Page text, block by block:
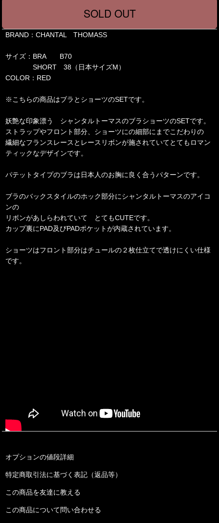
BRAND：CHANTAL THOMASS
サイズ：BRA B70
SHORT 38（日本サイズM）
COLOR：RED
※こちらの商品はブラとショーツのSETです。
妖艶な印象漂う シャンタルトーマスのブラショーツのSETです。
ストラップやフロント部分、ショーツにの細部にまでこだわりの
繊細なフランスレースとレースリボンが施されていてとてもロマン
ティックなデザインです。
パテットタイプのブラは日本人のお胸に良く合うパターンです。
ブラのバックスタイルのホック部分にシャンタルトーマスのアイコ
ンの
リボンがあしらわれていて とてもCUTEです。
カップ裏にPAD及びPADポケットが内蔵されています。
ショーツはフロント部分はチュールの２枚仕立てで透けにくい仕様
です。
オプションの値段詳細
特定商取引法に基づく表記（返品等）
この商品を友達に教える
この商品について問い合わせる